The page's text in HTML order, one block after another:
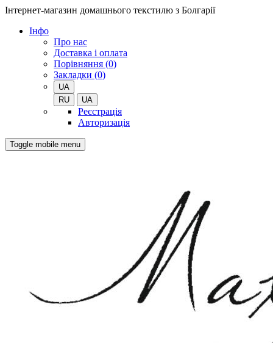
Інтернет-магазин домашнього текстилю з Болгарії
Iнфо
Про нас
Доставка і оплата
Порівняння (0)
Закладки (0)
UA
RU
UA
Реєстрація
Авторизація
Toggle mobile menu